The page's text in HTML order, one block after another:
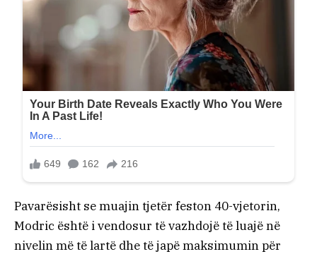
Pavarësisht se muajin tjetër feston 40-vjetorin,
Modric është i vendosur të vazhdojë të luajë në
nivelin më të lartë dhe të japë maksimumin për